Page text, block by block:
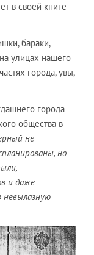
в своей книге
бараки,
улицах нашего
города, увы,
города
общества в
не
но
и даже
невылазную